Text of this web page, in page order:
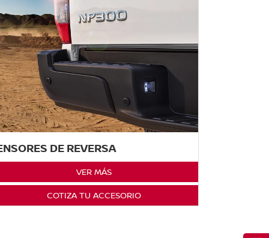
DE REVERSA
VER MÁS
COTIZA TU ACCESORIO